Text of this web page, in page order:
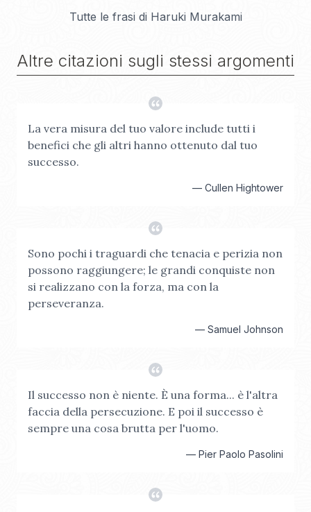
Tutte le frasi di Haruki Murakami
Altre citazioni sugli stessi argomenti
La vera misura del tuo valore include tutti i
benefici che gli altri hanno ottenuto dal tuo
successo.
— Cullen Hightower
Sono pochi i traguardi che tenacia e perizia non
possono raggiungere; le grandi conquiste non
si realizzano con la forza, ma con la
perseveranza.
— Samuel Johnson
Il successo non è niente. È una forma... è l'altra
faccia della persecuzione. E poi il successo è
sempre una cosa brutta per l'uomo.
— Pier Paolo Pasolini